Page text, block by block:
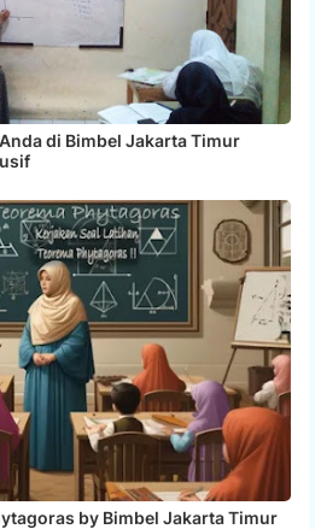
di Bimbel Jakarta Timur
by Bimbel Jakarta Timur